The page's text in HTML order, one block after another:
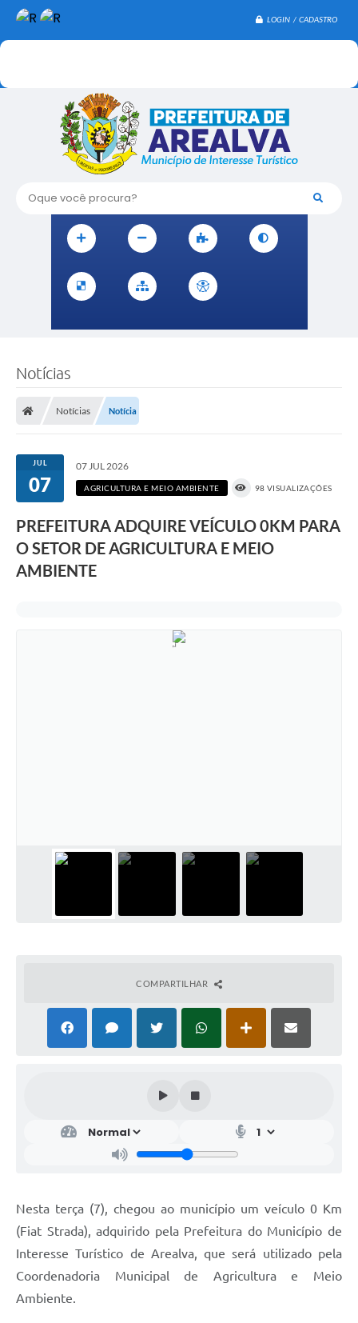
LOGIN / CADASTRO
Oque você procura?
Notícias
Notícias Notícia
JUL
07
07 JUL 2026
AGRICULTURA E MEIO AMBIENTE 98 VISUALIZAÇÕES
PREFEITURA ADQUIRE VEÍCULO 0KM PARA
O SETOR DE AGRICULTURA E MEIO
AMBIENTE
COMPARTILHAR
Nesta terça (7), chegou ao município um veículo 0 Km
(Fiat Strada), adquirido pela Prefeitura do Município de
Interesse Turístico de Arealva, que será utilizado pela
Coordenadoria Municipal de Agricultura e Meio
Ambiente.